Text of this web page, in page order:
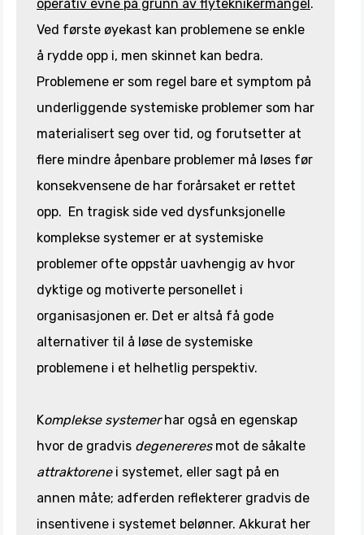
operativ evne på grunn av flyteknikermangel .
Ved første øyekast kan problemene se enkle
å rydde opp i, men skinnet kan bedra.
Problemene er som regel bare et symptom på
underliggende systemiske problemer som har
materialisert seg over tid, og forutsetter at
flere mindre åpenbare problemer må løses før
konsekvensene de har forårsaket er rettet
opp. En tragisk side ved dysfunksjonelle
komplekse systemer er at systemiske
problemer ofte oppstår uavhengig av hvor
dyktige og motiverte personellet i
organisasjonen er. Det er altså få gode
alternativer til å løse de systemiske
problemene i et helhetlig perspektiv.
Komplekse systemerhar også en egenskap
hvor de gradvis degenereresmot de såkalte
attraktorenei systemet, eller sagt på en
annen måte; adferden reflekterer gradvis de
insentivene i systemet belønner. Akkurat her